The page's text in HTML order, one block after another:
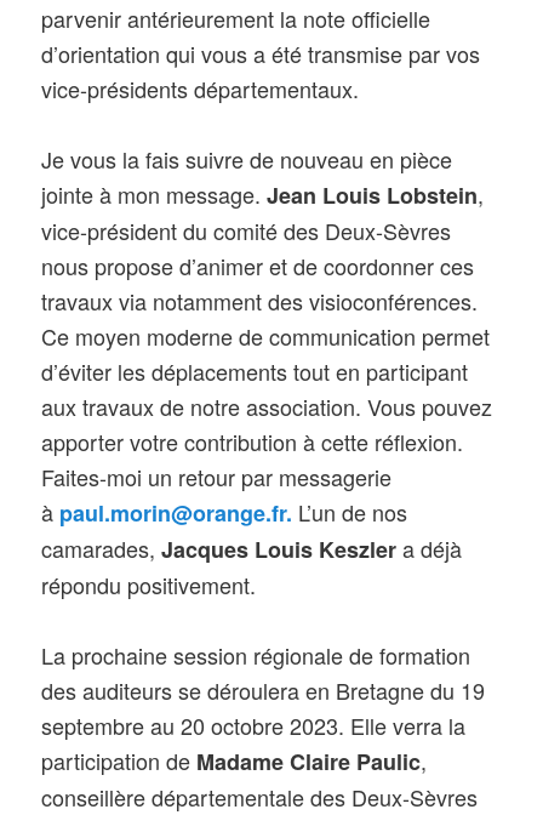
parvenir antérieurement la note officielle
d’orientation qui vous a été transmise par vos
vice-présidents départementaux.
Je vous la fais suivre de nouveau en pièce
jointe à mon message.Jean Louis Lobstein,
vice-président du comité des Deux-Sèvres
nous propose d’animer et de coordonner ces
travaux via notamment des visioconférences.
Ce moyen moderne de communication permet
d’éviter les déplacements tout en participant
aux travaux de notre association. Vous pouvez
apporter votre contribution à cette réflexion.
Faites-moi un retour par messagerie
à paul.morin@orange.fr. L’un de nos
camarades,Jacques Louis Keszlera déjà
répondu positivement.
La prochaine session régionale de formation
des auditeurs se déroulera en Bretagne du 19
septembre au 20 octobre 2023. Elle verra la
participation de Madame Claire Paulic,
conseillère départementale des Deux-Sèvres